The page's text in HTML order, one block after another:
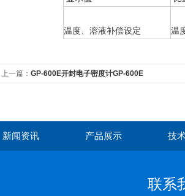
温度、溶液补偿设定 温
上一篇： GP-600E开封电子密度计GP-600E
新闻资讯 产品展示 技
联系